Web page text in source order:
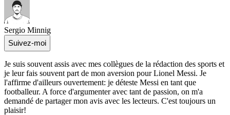
Sergio Minnig
Suivez-moi
Je suis souvent assis avec mes collègues de la rédaction des sports et
je leur fais souvent part de mon aversion pour Lionel Messi. Je
l'affirme d'ailleurs ouvertement: je déteste Messi en tant que
footballeur. A force d'argumenter avec tant de passion, on m'a
demandé de partager mon avis avec les lecteurs. C'est toujours un
plaisir!